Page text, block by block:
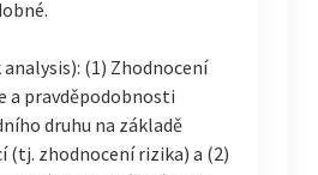
(1) Zhodnocení
a pravděpodobnosti
druhu na základě
(tj. zhodnocení rizika) a (2)